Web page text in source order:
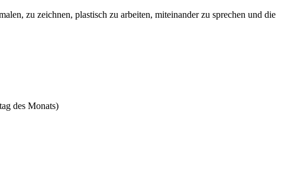
zu zeichnen, plastisch zu arbeiten, miteinander zu sprechen und die
des Monats)